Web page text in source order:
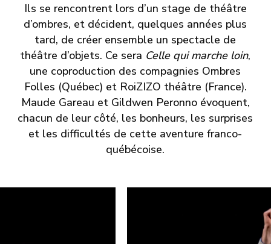
Ils se rencontrent lors d’un stage de théâtre
d’ombres, et décident, quelques années plus
tard, de créer ensemble un spectacle de
théâtre d’objets. Ce sera Celle qui marche loin,
une coproduction des compagnies Ombres
Folles (Québec) et RoiZIZO théâtre (France).
Maude Gareau et Gildwen Peronno évoquent,
chacun de leur côté, les bonheurs, les surprises
et les difficultés de cette aventure franco-
québécoise.